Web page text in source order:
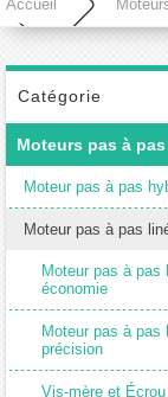
Accueil
nema 17 (17LS19-13049-
Catégorie
Moteurs pas à pas
Moteur pas à pas
Moteur pas à pas
Moteur pas à pas
économie
Moteur pas à pas
précision
Vis-mère et Écrou